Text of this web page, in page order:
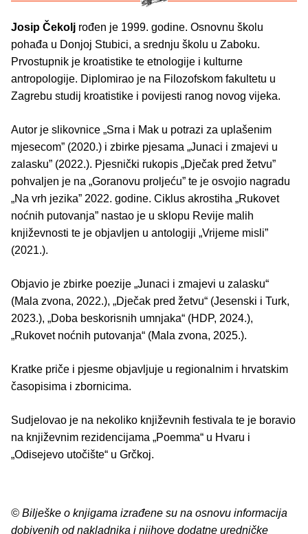
Josip Čekolj rođen je 1999. godine. Osnovnu školu
pohađa u Donjoj Stubici, a srednju školu u Zaboku.
Prvostupnik je kroatistike te etnologije i kulturne
antropologije. Diplomirao je na Filozofskom fakultetu u
Zagrebu studij kroatistike i povijesti ranog novog vijeka.
Autor je slikovnice „Srna i Mak u potrazi za uplašenim
mjesecom” (2020.) i zbirke pjesama „Junaci i zmajevi u
zalasku” (2022.). Pjesnički rukopis „Dječak pred žetvu”
pohvaljen je na „Goranovu proljeću” te je osvojio nagradu
„Na vrh jezika” 2022. godine. Ciklus akrostiha „Rukovet
noćnih putovanja” nastao je u sklopu Revije malih
književnosti te je objavljen u antologiji „Vrijeme misli”
(2021.).
Objavio je zbirke poezije „Junaci i zmajevi u zalasku“
(Mala zvona, 2022.), „Dječak pred žetvu“ (Jesenski i Turk,
2023.), „Doba beskorisnih umnjaka“ (HDP, 2024.),
„Rukovet noćnih putovanja“ (Mala zvona, 2025.).
Kratke priče i pjesme objavljuje u regionalnim i hrvatskim
časopisima i zbornicima.
Sudjelovao je na nekoliko književnih festivala te je boravio
na književnim rezidencijama „Poemma“ u Hvaru i
„Odisejevo utočište“ u Grčkoj.
© Bilješke o knjigama izrađene su na osnovu informacija
dobivenih od nakladnika i njihove dodatne uredničke